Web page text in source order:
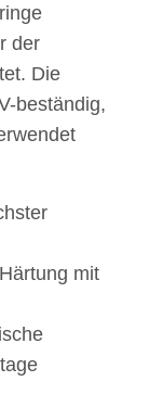
der
Die
beständig,
mit